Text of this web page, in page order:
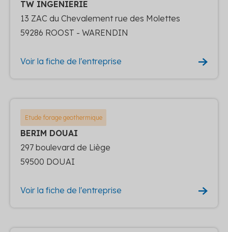
TW INGENIERIE
13 ZAC du Chevalement rue des Molettes
59286 ROOST - WARENDIN
Voir la fiche de l'entreprise
Etude forage geothermique
BERIM DOUAI
297 boulevard de Liège
59500 DOUAI
Voir la fiche de l'entreprise